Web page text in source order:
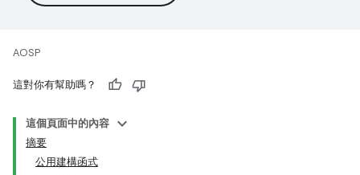
AOSP
這對你有幫助嗎？
這個頁面中的內容
摘要
公用建構函式